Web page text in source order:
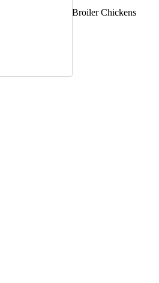
Health for Broiler Chickens